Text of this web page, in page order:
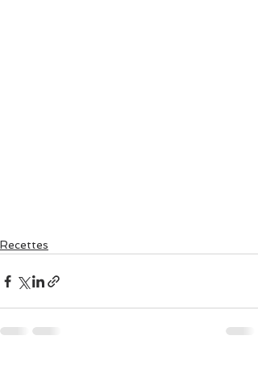
Recettes